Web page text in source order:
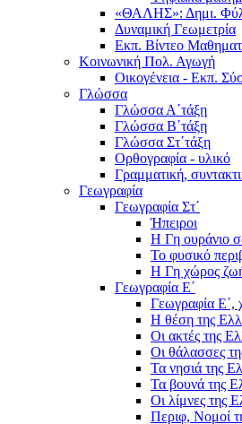
«ΘΑΛΗΣ»: Δημι.
Δυναμική Γεωμετρία
Εκπ. Βίντεο
Κοινωνική Πολ. Αγωγή
Οικογένεια - Εκπ.
Γλώσσα
Γλώσσα Α΄τάξη
Γλώσσα Β΄τάξη
Γλώσσα Στ΄τάξη
Ορθογραφία - υλικό
Γραμματική,
Γεωγραφία
Γεωγραφία Στ΄
Ήπειροι
Η Γη ουράνιο
Το φυσικό
Η Γη χώρος
Γεωγραφία Ε΄
Γεωγραφία Ε΄,
Η θέση της
Οι ακτές της
Οι θάλασσες
Τα νησιά της
Τα βουνά της
Οι λίμνες της
Περιφ, Νομοί